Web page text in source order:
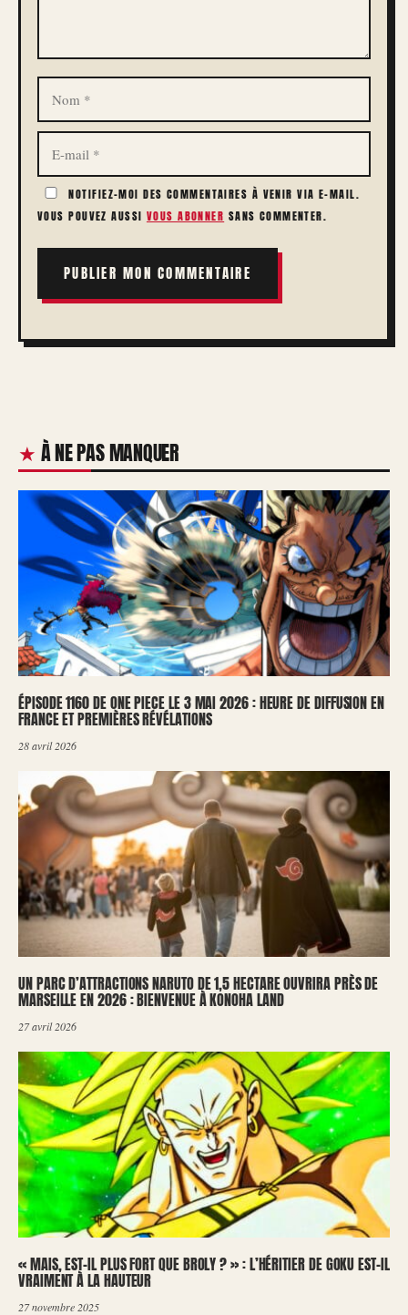
NOM
E-
MAIL
NOTIFIEZ-MOI DES COMMENTAIRES À VENIR VIA E-MAIL.
VOUS POUVEZ AUSSI VOUS ABONNER SANS COMMENTER.
À NE PAS MANQUER
ÉPISODE 1160 DE ONE PIECE LE 3 MAI 2026 : HEURE DE DIFFUSION EN
FRANCE ET PREMIÈRES RÉVÉLATIONS
28 avril 2026
UN PARC D’ATTRACTIONS NARUTO DE 1,5 HECTARE OUVRIRA PRÈS DE
MARSEILLE EN 2026 : BIENVENUE À KONOHA LAND
27 avril 2026
« MAIS, EST-IL PLUS FORT QUE BROLY ? » : L’HÉRITIER DE GOKU EST-IL
VRAIMENT À LA HAUTEUR
27 novembre 2025